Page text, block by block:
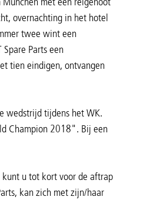
overnachting in het hotel
twee wint een
Parts een
tien eindigen, ontvangen
wedstrijd tijdens het WK.
Champion 2018". Bij een
u tot kort voor de aftrap
kan zich met zijn/haar